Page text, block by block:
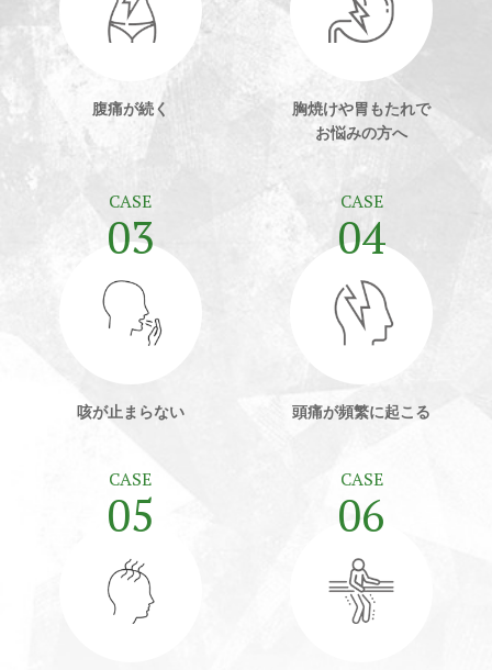
腹痛が続く
胸焼けや胃もたれで
お悩みの方へ
CASE
03
咳が止まらない
CASE
04
頭痛が頻繁に起こる
CASE
05
CASE
06